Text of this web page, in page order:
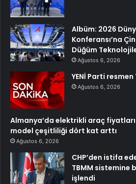
Albüm: 2026
Konferansı’na
Düğüm
Ağustos 6, 2026
YENİ Parti resmen
Ağustos 6, 2026
Almanya’da elektrikli araç fiyatları
model çeşitliliği dört kat arttı
Ağustos 6, 2026
CHP’den istifa
TBMM sistemine
işlendi